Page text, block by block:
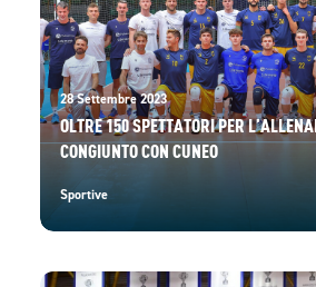
28 Settembre 2023
OLTRE 150 SPETTATORI PER
CONGIUNTO CON CUNEO
Sportive